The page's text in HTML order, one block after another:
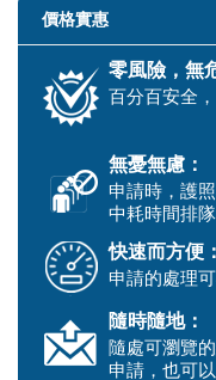
價格實惠
零風險，無
百分百安全
無憂無慮：
申請時，護
中耗時間排隊
快速而方便：
申請的處理
隨時隨地：
隨處可瀏覽
申請，也可